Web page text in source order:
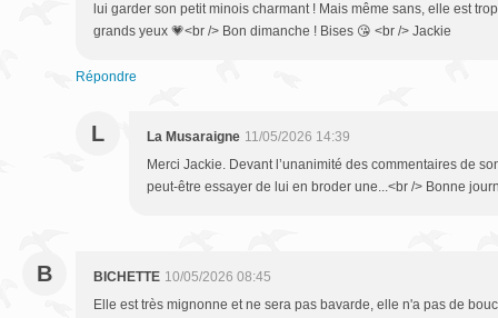
lui garder son petit minois charmant ! Mais même sans, elle est
grands yeux 💗<br /> Bon dimanche ! Bises 😘 <br /> Jackie
Répondre
L La Musaraigne 11/05/2026 14:39
Merci Jackie. Devant l’unanimité des commentaires de
peut-être essayer de lui en broder une...<br /> Bonne
B BICHETTE 10/05/2026 08:45
Elle est très mignonne et ne sera pas bavarde, elle n'a pas de